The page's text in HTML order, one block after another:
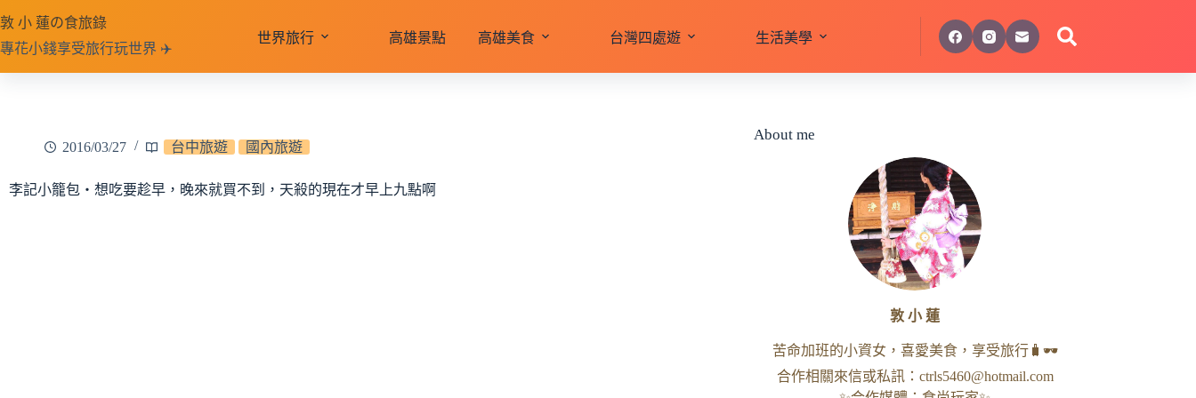
至
主
要
敦 小 蓮の食旅錄
專花小錢享受旅行玩世界 ✈️
世界旅行 高雄景點 高雄美食 台灣四處遊 生活美學
2016/03/27 台中旅遊 國內旅遊
李記小籠包‧想吃要趁早，晚來就買不到，天殺的現在才早上九點啊
About me
敦 小 蓮
苦命加班的小資女，喜愛美食，享受旅行🧳🕶
合作相關來信或私訊： ctrls5460@hotmail.com